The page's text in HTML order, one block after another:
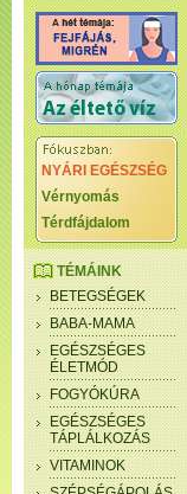
NYÁRI EGÉSZSÉG
Vérnyomás
Térdfájdalom
TÉMÁINK
BETEGSÉGEK
BABA-MAMA
EGÉSZSÉGES
ÉLETMÓD
FOGYÓKÚRA
EGÉSZSÉGES
TÁPLÁLKOZÁS
VITAMINOK